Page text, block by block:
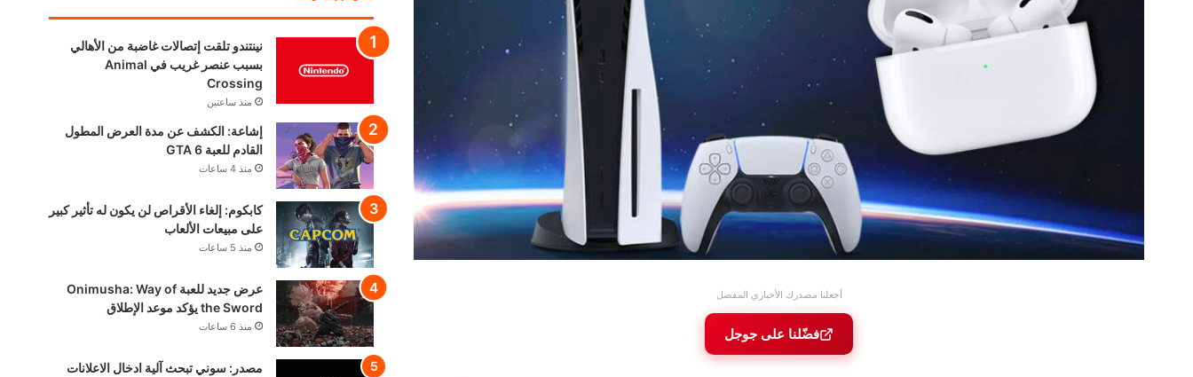
أجعلنا مصدرك الأخباري المفضل
فضّلنا على جوجل
نينتندو تلقت إتصالات غاضبة من الأهالي
بسبب عنصر غريب في Animal
Crossing
منذ ساعتين
إشاعة: الكشف عن مدة العرض المطول
القادم للعبة GTA 6
منذ 4 ساعات
كابكوم: إلغاء الأقراص لن يكون له تأثير كبير
على مبيعات الألعاب
منذ 5 ساعات
عرض جديد للعبة Onimusha: Way of
the Sword يؤكد موعد الإطلاق
منذ 6 ساعات
مصدر: سوني تبحث آلية ادخال الاعلانات